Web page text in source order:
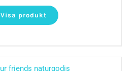
Visa produkt